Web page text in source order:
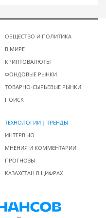
ОБЩЕСТВО И ПОЛИТИКА
В МИРЕ
КРИПТОВАЛЮТЫ
ФОНДОВЫЕ РЫНКИ
ТОВАРНО-СЫРЬЕВЫЕ РЫНКИ
ПОИСК
ТЕХНОЛОГИИ | ТРЕНДЫ
ИНТЕРВЬЮ
МНЕНИЯ И КОММЕНТАРИИ
ПРОГНОЗЫ
КАЗАХСТАН В ЦИФРАХ